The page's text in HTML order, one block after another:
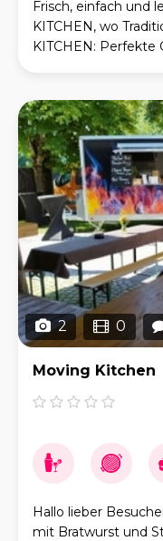
Frisch, einfach und
KITCHEN, wo
KITCHEN: Perfekte
2 0
Moving Kitchen
Hallo lieber
mit Bratwurst und